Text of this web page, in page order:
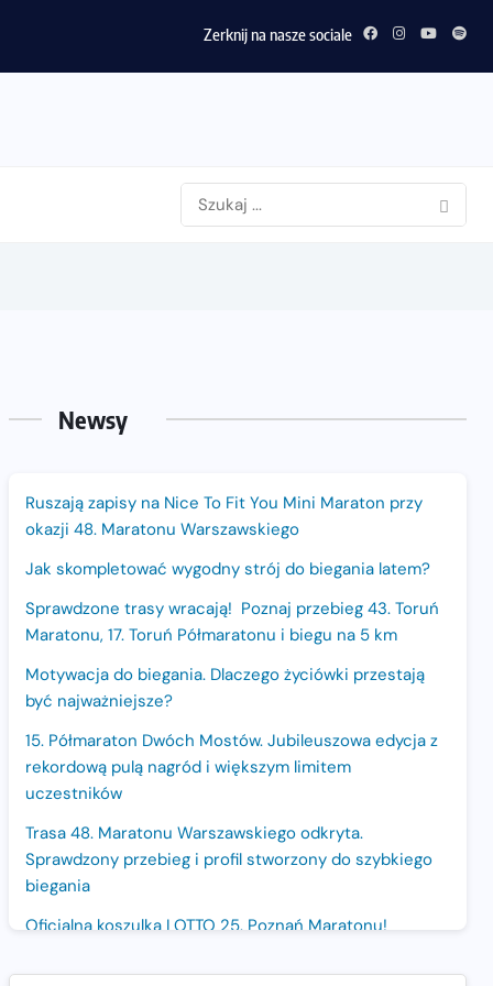
Zerknij na nasze sociale
Newsy
Ruszają zapisy na Nice To Fit You Mini Maraton przy
okazji 48. Maratonu Warszawskiego
Jak skompletować wygodny strój do biegania latem?
Sprawdzone trasy wracają! Poznaj przebieg 43. Toruń
Maratonu, 17. Toruń Półmaratonu i biegu na 5 km
Motywacja do biegania. Dlaczego życiówki przestają
być najważniejsze?
15. Półmaraton Dwóch Mostów. Jubileuszowa edycja z
rekordową pulą nagród i większym limitem
uczestników
Trasa 48. Maratonu Warszawskiego odkryta.
Sprawdzony przebieg i profil stworzony do szybkiego
biegania
Oficjalna koszulka LOTTO 25. Poznań Maratonu!